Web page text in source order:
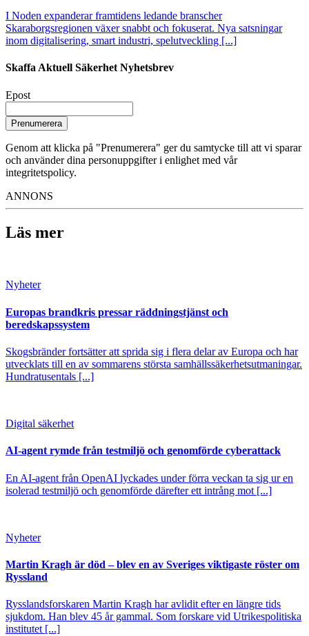
I Noden expanderar framtidens ledande branscher
Skaraborgsregionen växer snabbt och fokuserat. Nya satsningar
inom digitalisering, smart industri, spelutveckling [...]
Skaffa Aktuell Säkerhet Nyhetsbrev
Epost
Prenumerera
Genom att klicka på "Prenumerera" ger du samtycke till att vi sparar
och använder dina personuppgifter i enlighet med vår
integritetspolicy.
ANNONS
Läs mer
Nyheter
Europas brandkris pressar räddningstjänst och
beredskapssystem
Skogsbränder fortsätter att sprida sig i flera delar av Europa och har
utvecklats till en av sommarens största samhällssäkerhetsutmaningar.
Hundratusentals [...]
Digital säkerhet
AI-agent rymde från testmiljö och genomförde cyberattack
En AI-agent från OpenAI lyckades under förra veckan ta sig ur en
isolerad testmiljö och genomförde därefter ett intrång mot [...]
Nyheter
Martin Kragh är död – blev en av Sveriges viktigaste röster om
Ryssland
Rysslandsforskaren Martin Kragh har avlidit efter en längre tids
sjukdom. Han blev 45 år gammal. Som forskare vid Utrikespolitiska
institutet [...]